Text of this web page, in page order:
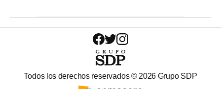
Todos los derechos reservados © 2026 Grupo SDP